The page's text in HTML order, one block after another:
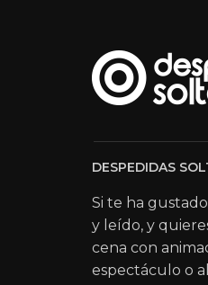
DESPEDIDAS
Si te ha
y leído, y
cena con
espectáculo o